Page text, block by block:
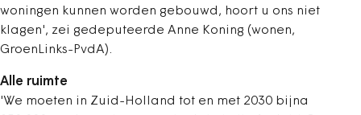
woningen kunnen worden gebouwd, hoort u ons niet
klagen', zei gedeputeerde Anne Koning (wonen,
GroenLinks-PvdA).
Alle ruimte
'We moeten in Zuid-Holland tot en met 2030 bijna